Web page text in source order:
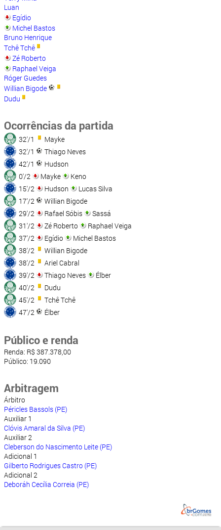
Luan
Egídio
Michel Bastos
Bruno Henrique
Tchê Tchê
Zé Roberto
Raphael Veiga
Róger Guedes
Willian Bigode
Dudu
Ocorrências da partida
32'/1
Mayke
32'/1
Thiago Neves
42'/1
Hudson
0'/2
Mayke
Keno
15'/2
Hudson
Lucas Silva
17'/2
Willian Bigode
29'/2
Rafael Sóbis
Sassá
31'/2
Zé Roberto
Raphael Veiga
37'/2
Egídio
Michel Bastos
38'/2
Willian Bigode
38'/2
Ariel Cabral
39'/2
Thiago Neves
Élber
40'/2
Dudu
45'/2
Tchê Tchê
47'/2
Élber
Público e renda
Renda: R$ 387.378,00
Público: 19.090
Arbitragem
Árbitro
Péricles Bassols (PE)
Auxiliar 1
Clóvis Amaral da Silva (PE)
Auxiliar 2
Cleberson do Nascimento Leite (PE)
Adicional 1
Gilberto Rodrigues Castro (PE)
Adicional 2
Deboráh Cecília Correia (PE)